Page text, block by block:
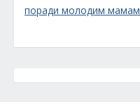
поради молодим мамам